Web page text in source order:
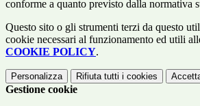
conforme a quanto previsto dalla normativa
Questo sito o gli strumenti terzi da questo
cookie necessari al funzionamento ed utili
COOKIE POLICY.
Personalizza Rifiuta tutti i cookies
Gestione cookie